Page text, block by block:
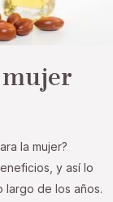
la mujer?
y así lo
largo de los años.